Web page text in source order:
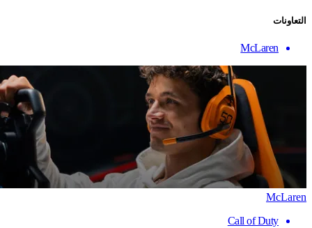
التعاونات
McLaren
McLaren
Call of Duty